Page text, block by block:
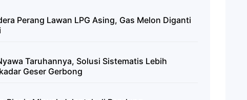
Perang Lawan LPG Asing, Gas Melon Diganti
Taruhannya, Solusi Sistematis Lebih
Geser Gerbong